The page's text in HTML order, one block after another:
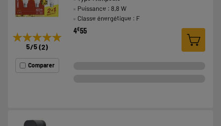
★★★★★
★★★★★
5/5 (2)
Comparer
Puissance : 8,8 W
Classe énergétique : F
4€55